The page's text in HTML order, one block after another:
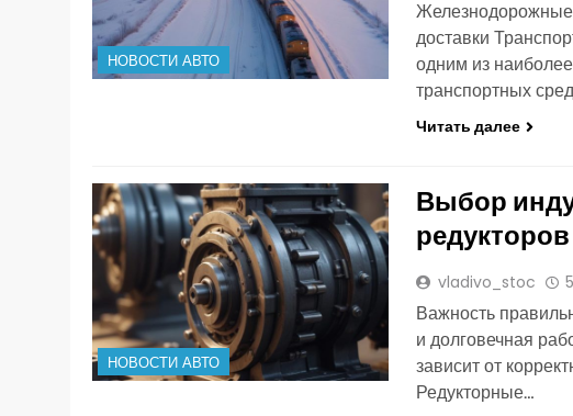
НОВОСТИ АВТО
Железнодорожные
доставки
одним из
транспортных
Читать далее
НОВОСТИ АВТО
Выбор
редукторов
vladivo_stoc
Важность
и долговечная
зависит от
Редукторные…